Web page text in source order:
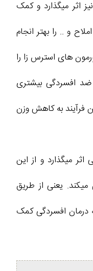
اثر میگذارد و کمک
و .. را بهتر انجام
های استرس زا را
افسردگی بیشتری
فرآیند به کاهش وزن
میگذارد و از این
میکند. یعنی از طریق
درمان افسردگی کمک